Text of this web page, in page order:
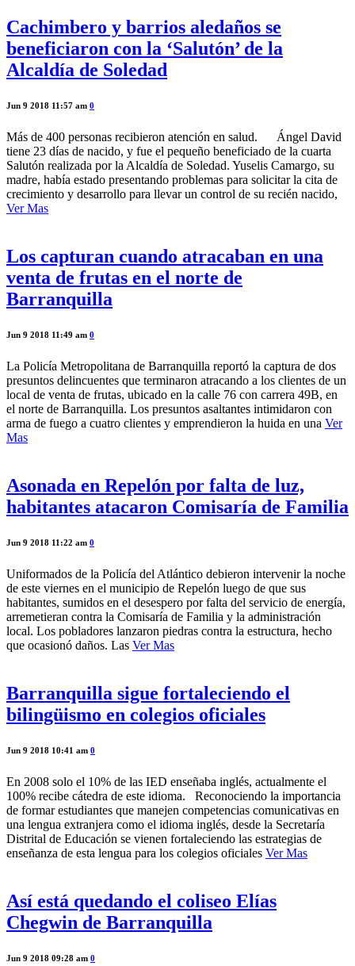
Cachimbero y barrios aledaños se
beneficiaron con la ‘Salutón’ de la
Alcaldía de Soledad
Jun 9 2018 11:57 am 0
Más de 400 personas recibieron atención en salud. Ángel David
tiene 23 días de nacido, y fue el pequeño beneficiado de la cuarta
Salutón realizada por la Alcaldía de Soledad. Yuselis Camargo, su
madre, había estado presentando problemas para solicitar la cita de
crecimiento y desarrollo para llevar un control de su recién nacido,
Ver Mas
Los capturan cuando atracaban en una
venta de frutas en el norte de
Barranquilla
Jun 9 2018 11:49 am 0
La Policía Metropolitana de Barranquilla reportó la captura de dos
presuntos delincuentes que terminaron atracando a los clientes de un
local de venta de frutas, ubicado en la calle 76 con carrera 49B, en
el norte de Barranquilla. Los presuntos asaltantes intimidaron con
arma de fuego a cuatro clientes y emprendieron la huida en una Ver
Mas
Asonada en Repelón por falta de luz,
habitantes atacaron Comisaría de Familia
Jun 9 2018 11:22 am 0
Uniformados de la Policía del Atlántico debieron intervenir la noche
de este viernes en el municipio de Repelón luego de que sus
habitantes, sumidos en el desespero por falta del servicio de energía,
arremetieran contra la Comisaría de Familia y la administración
local. Los pobladores lanzaron piedras contra la estructura, hecho
que ocasionó daños. Las Ver Mas
Barranquilla sigue fortaleciendo el
bilingüismo en colegios oficiales
Jun 9 2018 10:41 am 0
En 2008 solo el 10% de las IED enseñaba inglés, actualmente el
100% recibe cátedra de este idioma. Reconociendo la importancia
de formar estudiantes que manejen competencias comunicativas en
una lengua extranjera como el idioma inglés, desde la Secretaría
Distrital de Educación se vienen fortaleciendo las estrategias de
enseñanza de esta lengua para los colegios oficiales Ver Mas
Así está quedando el coliseo Elías
Chegwin de Barranquilla
Jun 9 2018 09:28 am 0